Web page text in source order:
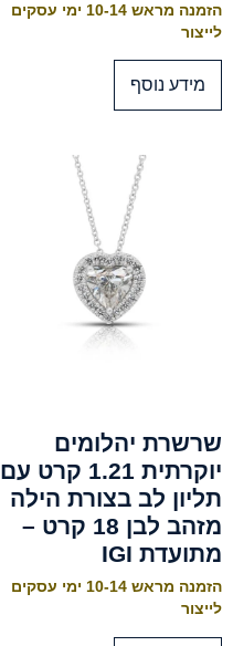
הזמנה מראש 10-14 ימי עסקים
לייצור
מידע נוסף
שרשרת יהלומים
יוקרתית 1.21 קרט עם
תליון לב בצורת הילה
מזהב לבן 18 קרט –
מתועדת IGI
הזמנה מראש 10-14 ימי עסקים
לייצור